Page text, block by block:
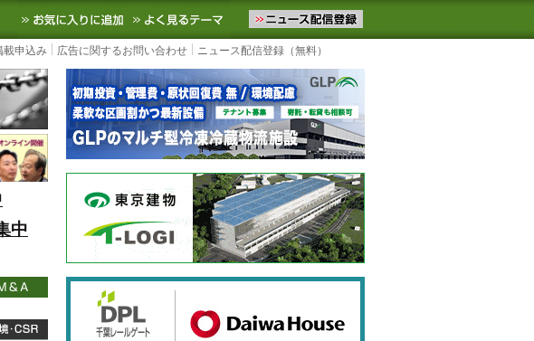
外の最新の物流ニュースをお届けします。物流ニュースメール配信を登録す
お気に入りに追加 よく見るテーマ
載申込み 広告に関するお問い合わせ ニュース配信登録（無料）
中